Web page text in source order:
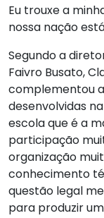
Eu trouxe a
nossa nação
Segundo a
Faivro Busato,
complementou
desenvolvidas
escola que é a
participação
organização
conhecimento
questão legal
para produzir